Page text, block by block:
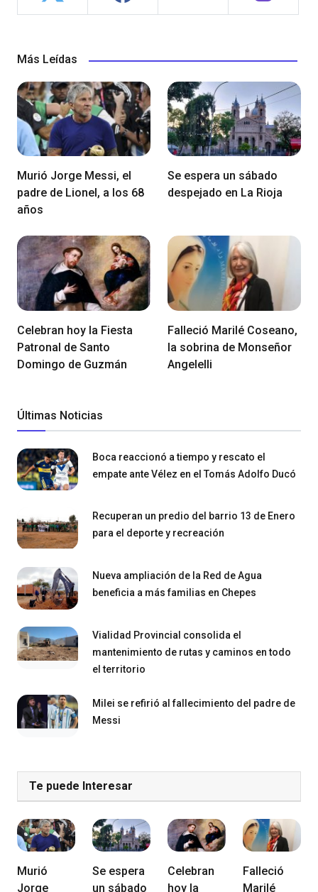
Más Leídas
Murió Jorge Messi, el
padre de Lionel, a los 68
años
Se espera un sábado
despejado en La Rioja
Celebran hoy la Fiesta
Patronal de Santo
Domingo de Guzmán
Falleció Marilé Coseano,
la sobrina de Monseñor
Angelelli
Últimas Noticias
Boca reaccionó a tiempo y rescato el
empate ante Vélez en el Tomás Adolfo Ducó
Recuperan un predio del barrio 13 de Enero
para el deporte y recreación
Nueva ampliación de la Red de Agua
beneficia a más familias en Chepes
Vialidad Provincial consolida el
mantenimiento de rutas y caminos en todo
el territorio
Milei se refirió al fallecimiento del padre de
Messi
Te puede Interesar
Murió
Jorge
Se espera
un sábado
Celebran
hoy la
Falleció
Marilé